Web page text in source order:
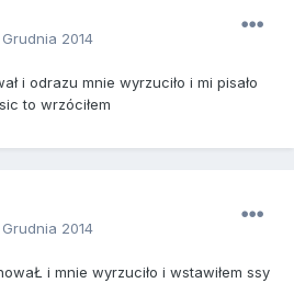
2014
i odrazu mnie wyrzuciło i mi pisało
to wrzóciłem
2014
i mnie wyrzuciło i wstawiłem ssy